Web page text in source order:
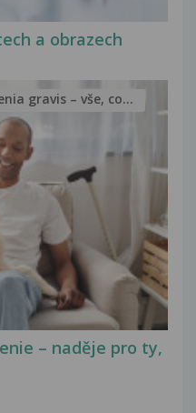
a obrazech
– naděje pro ty,
gravis – vše, co...